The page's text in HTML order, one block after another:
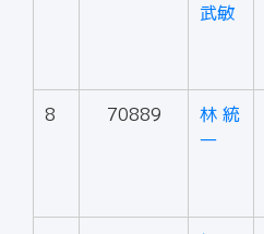
武敏
8 70889
林 統
一